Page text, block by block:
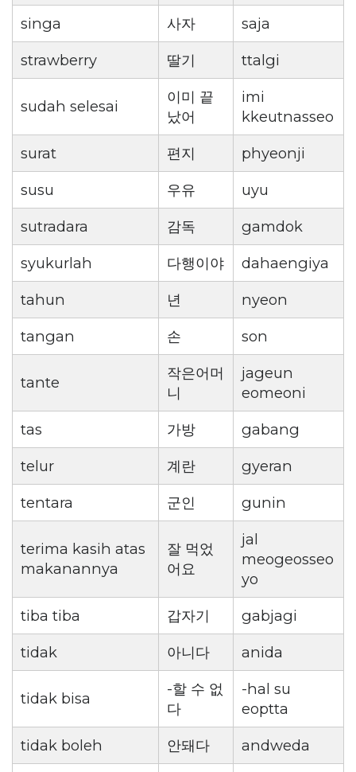
singa
사자
saja
strawberry
딸기 ttalgi
sudah selesai
이미 끝
났어
imi
kkeutnasseo
surat
편지
phyeonji
susu
우유
uyu
sutradara
감독
gamdok
syukurlah
다행이야
dahaengiya
tahun
년
nyeon
tangan
손 son
tante
작은어머
니
jageun
eomeoni
tas
가방
gabang
telur
계란
gyeran
tentara
군인 gunin
terima kasih atas
makanannya
잘 먹었
어요
jal
meogeosseo
yo
tiba tiba
갑자기
gabjagi
tidak
아니다 anida
tidak bisa
-할 수 없
다
-hal su
eoptta
tidak boleh
안돼다
andweda